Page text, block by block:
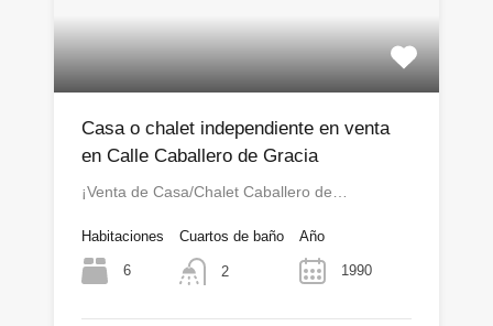
Casa o chalet independiente en venta
en Calle Caballero de Gracia
¡Venta de Casa/Chalet Caballero de…
Habitaciones
6
Cuartos de baño
2
Año
1990